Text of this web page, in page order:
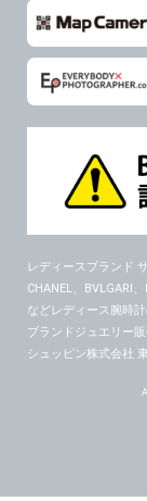
レディースブランド
CHANEL、BVLGARI
などレディース腕時
ブランドジュエリー
シュッピン株式会社